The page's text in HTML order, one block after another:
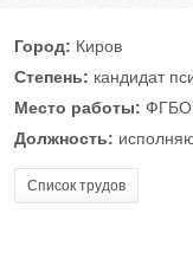
Город: Киров
Степень: кандидат
Место работы:
Должность:
Список трудов